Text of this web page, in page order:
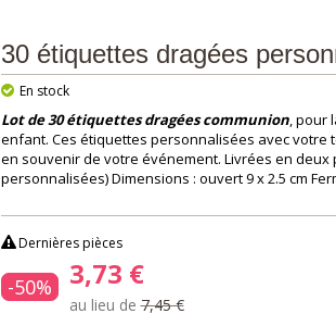
30 étiquettes dragées
En stock
Lot de 30 étiquettes dragées communion, pour
enfant. Ces étiquettes personnalisées avec
en souvenir de votre événement. Livrées en deux
personnalisées) Dimensions : ouvert 9 x 2.5 cm
Dernières pièces
-50% 3,73 €
au lieu de7,45 €